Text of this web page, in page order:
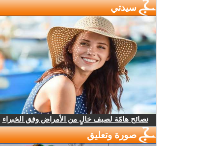
سيدتي
نصائح هامّة لصيف خالٍ من الأمراض وفق الخبراء
صورة وتعليق